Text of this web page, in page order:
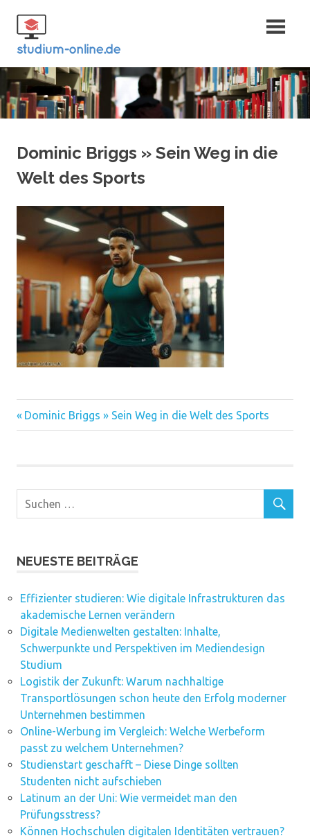
Inhalt
springen
Fernstudium
und Bachelor
Dominic Briggs » Sein Weg in die
Welt des Sports
Beitragsnavigation
Vorheriger
Beitrag:
Dominic Briggs » Sein Weg in die Welt des Sports
NEUESTE BEITRÄGE
Effizienter studieren: Wie digitale Infrastrukturen das
akademische Lernen verändern
Digitale Medienwelten gestalten: Inhalte,
Schwerpunkte und Perspektiven im Mediendesign
Studium
Logistik der Zukunft: Warum nachhaltige
Transportlösungen schon heute den Erfolg moderner
Unternehmen bestimmen
Online-Werbung im Vergleich: Welche Werbeform
passt zu welchem Unternehmen?
Studienstart geschafft – Diese Dinge sollten
Studenten nicht aufschieben
Latinum an der Uni: Wie vermeidet man den
Prüfungsstress?
Können Hochschulen digitalen Identitäten vertrauen?